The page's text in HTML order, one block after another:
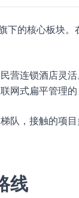
的核心板块。
营连锁酒店灵
网式扁平管理的
队，接触的项
线